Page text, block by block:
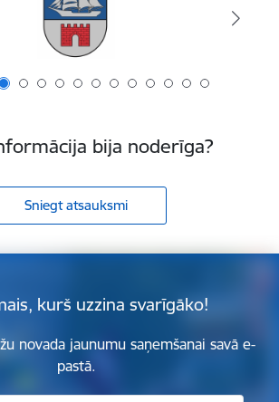
bija noderīga?
Sniegt atsauksmi
kurš uzzina svarīgāko!
novada jaunumu saņemšanai savā e-
pastā.